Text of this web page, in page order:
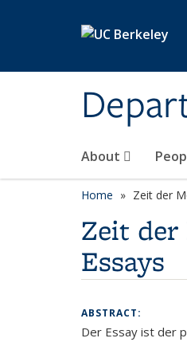
About
Home Zeit der
Zeit der
Essays
ABSTRACT:
Der Essay ist der